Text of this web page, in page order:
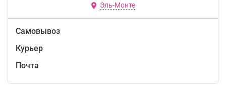
Эль-Монте
Самовывоз
Курьер
Почта